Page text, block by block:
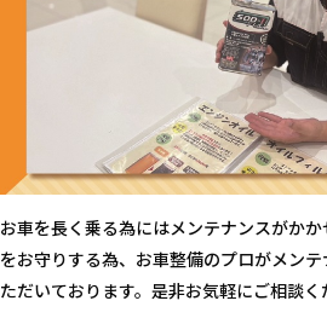
お車を長く乗る為にはメンテナンスがか
をお守りする為、お車整備のプロがメン
ただいております。是非お気軽にご相談く